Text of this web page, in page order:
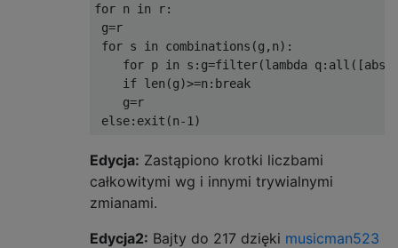
for n in r:
g=r
for s in combinations(g,n):
for p in s:g=filter(lambda
    if len(g)>=n:break
    g=r
Edycja: Zastąpiono krotki liczbami
całkowitymi wg i innymi trywialnymi
zmianami.
Edycja2: Bajty do 217 dzięki musicman523